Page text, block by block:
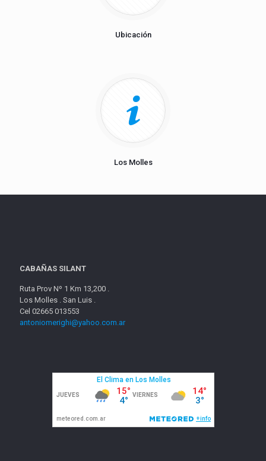
Ubicación
Los Molles
CABAÑAS SILANT
Ruta Prov Nº 1 Km 13,200 .
Los Molles . San Luis .
Cel 02665 013553
antoniomerighi@yahoo.com.ar